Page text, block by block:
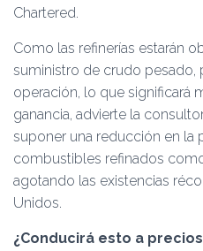
Chartered.
Como las refinerías estarán
suministro de crudo pesado,
operación, lo que significará
ganancia, advierte la
suponer una reducción en la
combustibles refinados
agotando las existencias
Unidos.
¿Conducirá esto a